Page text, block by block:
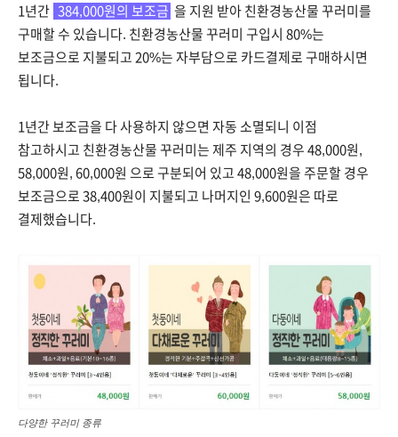
1년간 384,000원의 보조금 을 지원 받아 친환경농산물 꾸러미를
구매할 수 있습니다. 친환경농산물 꾸러미 구입시 80%는
보조금으로 지불되고 20%는 자부담으로 카드결제로 구매하시면
됩니다.
1년간 보조금을 다 사용하지 않으면 자동 소멸되니 이점
참고하시고 친환경농산물 꾸러미는 제주 지역의 경우 48,000원,
58,000원, 60,000원 으로 구분되어 있고 48,000원을 주문할 경우
보조금으로 38,400원이 지불되고 나머지인 9,600원은 따로
결제했습니다.
다양한 꾸러미 종류